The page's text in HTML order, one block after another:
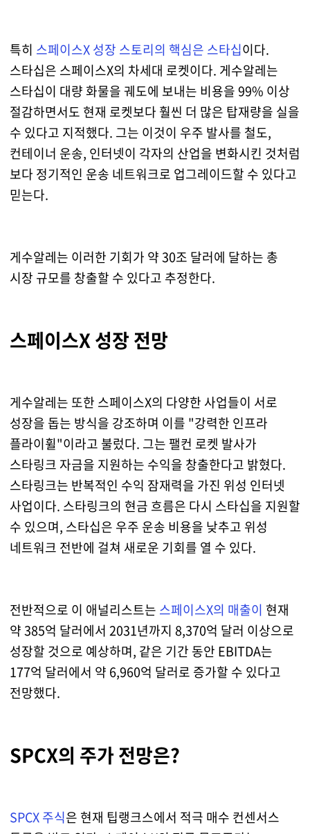
특히 스페이스X 성장 스토리의 핵심은 스타십이다.
스타십은 스페이스X의 차세대 로켓이다. 게수알레는
스타십이 대량 화물을 궤도에 보내는 비용을 99% 이상
절감하면서도 현재 로켓보다 훨씬 더 많은 탑재량을 실을
수 있다고 지적했다. 그는 이것이 우주 발사를 철도,
컨테이너 운송, 인터넷이 각자의 산업을 변화시킨 것처럼
보다 정기적인 운송 네트워크로 업그레이드할 수 있다고
믿는다.
게수알레는 이러한 기회가 약 30조 달러에 달하는 총
시장 규모를 창출할 수 있다고 추정한다.
스페이스X 성장 전망
게수알레는 또한 스페이스X의 다양한 사업들이 서로
성장을 돕는 방식을 강조하며 이를 "강력한 인프라
플라이휠"이라고 불렀다. 그는 팰컨 로켓 발사가
스타링크 자금을 지원하는 수익을 창출한다고 밝혔다.
스타링크는 반복적인 수익 잠재력을 가진 위성 인터넷
사업이다. 스타링크의 현금 흐름은 다시 스타십을 지원할
수 있으며, 스타십은 우주 운송 비용을 낮추고 위성
네트워크 전반에 걸쳐 새로운 기회를 열 수 있다.
전반적으로 이 애널리스트는 스페이스X의 매출이 현재
약 385억 달러에서 2031년까지 8,370억 달러 이상으로
성장할 것으로 예상하며, 같은 기간 동안 EBITDA는
177억 달러에서 약 6,960억 달러로 증가할 수 있다고
전망했다.
SPCX의 주가 전망은?
SPCX 주식은 현재 팁랭크스에서 적극 매수 컨센서스